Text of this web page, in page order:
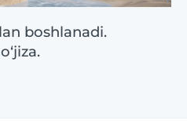
boshlanadi.